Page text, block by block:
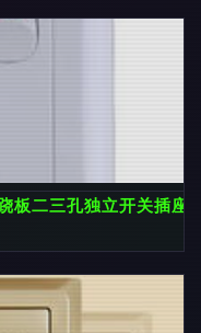
板二三孔独立开关插座